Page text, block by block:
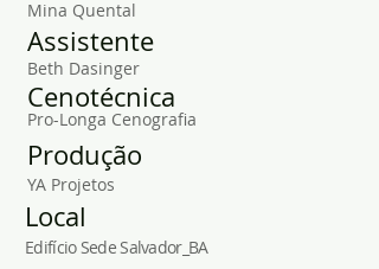
Mina Quental
Beth Dasinger
Assistente
Pro-Longa Cenografia
Cenotécnica
Produção
YA Projetos
Local
Edifício Sede Salvador_BA